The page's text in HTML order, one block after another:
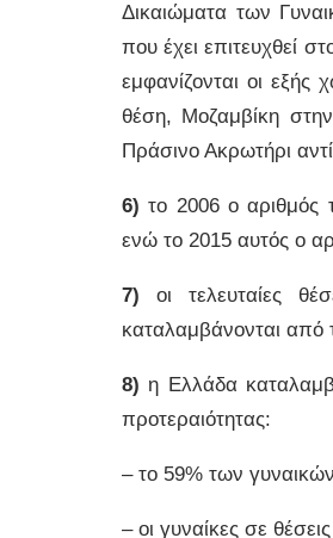
Δικαιώματα των
που έχει επιτευχθεί
εμφανίζονται οι
θέση, Μοζαμβίκη
Πράσινο Ακρωτήρι
6) το 2006 ο αριθμός
ενώ το 2015 αυτός ο
7) οι τελευταίες
καταλαμβάνονται από
8) η Ελλάδα
προτεραιότητας:
– το 59% των
– οι γυναίκες σε